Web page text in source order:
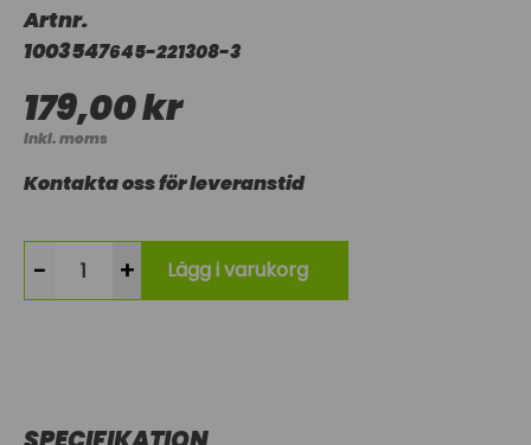
Artnr.
1003547645-221308-3
179,00 kr
Inkl. moms
Kontakta oss för leveranstid
- + Lägg i varukorg